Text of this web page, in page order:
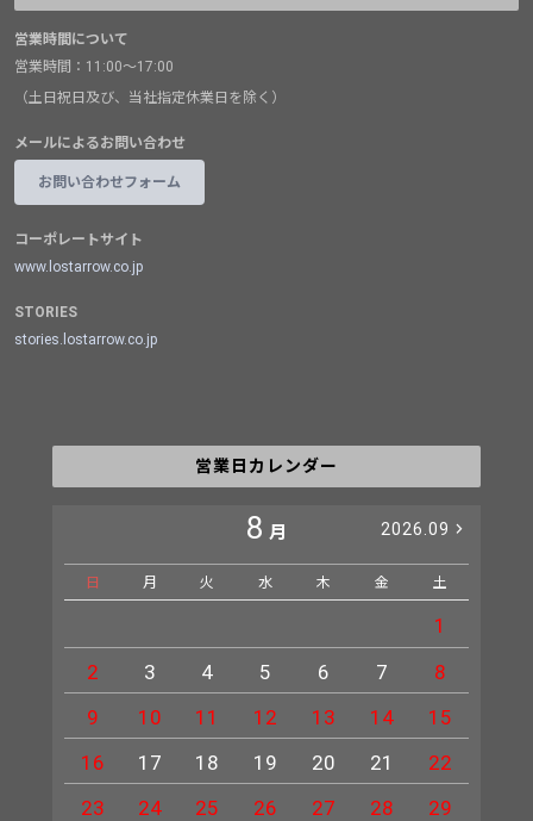
営業時間について
営業時間：11:00～17:00
（土日祝日及び、当社指定休業日を除く）
メールによるお問い合わせ
お問い合わせフォーム
コーポレートサイト
www.lostarrow.co.jp
STORIES
stories.lostarrow.co.jp
営業日カレンダー
8 月 2026.09
日 月 火 水 木 金 土
1
2
3 4 5 6 7
8
9
10 11 12 13 14
15
16
17 18 19 20 21
22
23
24 25 26 27 28
29